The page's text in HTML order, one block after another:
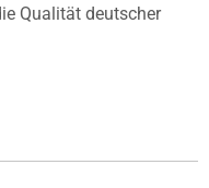
Qualität deutscher